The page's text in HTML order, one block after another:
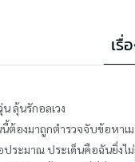
เรื่
ลุ้นรักอลเวง
นี้ต้องมาถูกตำรวจจับข้อห
ระมาณ ประเด็นคือฉันยิ่งไ